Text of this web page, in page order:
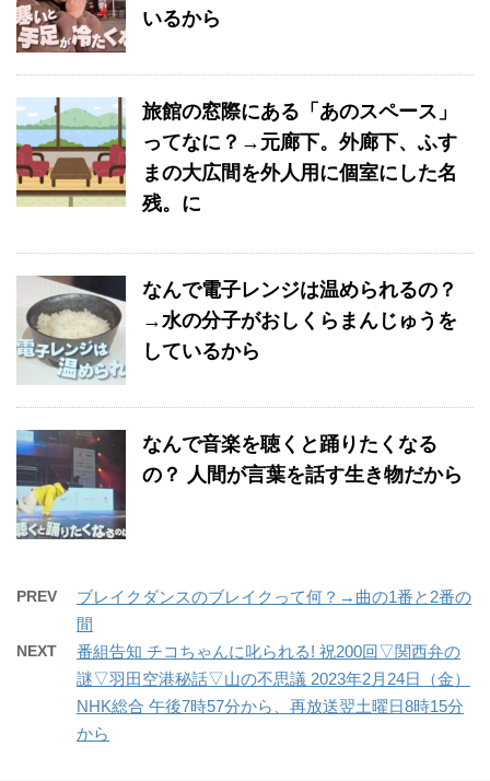
いるから
旅館の窓際にある「あのスペース」
ってなに？→元廊下。外廊下、ふす
まの大広間を外人用に個室にした名
残。に
なんで電子レンジは温められるの？
→水の分子がおしくらまんじゅうを
しているから
なんで音楽を聴くと踊りたくなる
の？ 人間が言葉を話す生き物だから
PREV
ブレイクダンスのブレイクって何？→曲の1番と2番の
間
NEXT
番組告知 チコちゃんに叱られる! 祝200回▽関西弁の
謎▽羽田空港秘話▽山の不思議 2023年2月24日（金）
NHK総合 午後7時57分から、再放送翌土曜日8時15分
から